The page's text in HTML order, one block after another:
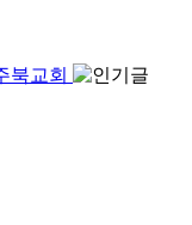
북교회